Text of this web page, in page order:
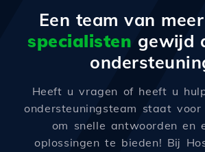
Een team van
specialisten gewijd
Heeft u vragen of heeft u
ondersteuningsteam staat
om snelle antwoorden en
oplossingen te bieden! Bij